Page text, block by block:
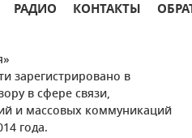
РАДИО КОНТАКТЫ
зарегистрировано в
в сфере связи,
и массовых коммуникаций
года.